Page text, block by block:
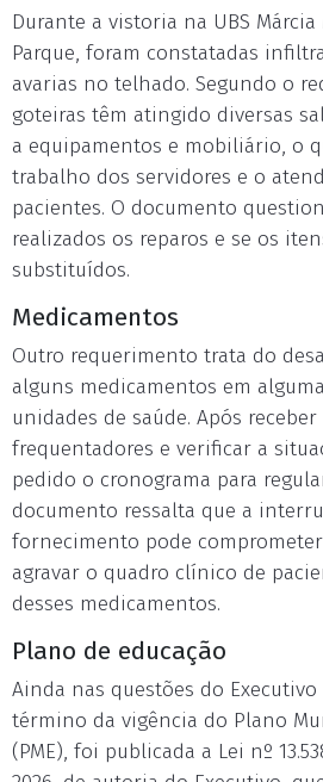
Durante a vistoria na UBS
Parque, foram constatadas
avarias no telhado. Segundo o
goteiras têm atingido diversas
a equipamentos e mobiliário, o
trabalho dos servidores e o
pacientes. O documento
realizados os reparos e se os
substituídos.
Medicamentos
Outro requerimento trata do
alguns medicamentos em
unidades de saúde. Após
frequentadores e verificar a
pedido o cronograma para
documento ressalta que a
fornecimento pode
agravar o quadro clínico de
desses medicamentos.
Plano de educação
Ainda nas questões do Executivo
término da vigência do Plano
(PME), foi publicada a Lei nº